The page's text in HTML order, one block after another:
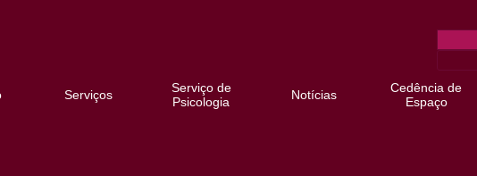
Serviços
Serviço de
Psicologia
Notícias
Cedência de
Espaço